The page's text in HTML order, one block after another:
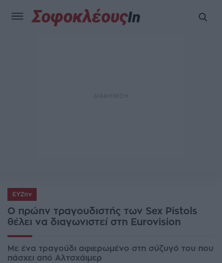
ΕΥΖην
Ο πρώην τραγουδιστής των Sex Pistols
θέλει να διαγωνιστεί στη Eurovision
Mε ένα τραγούδι αφιερωμένο στη σύζυγό του που
πάσχει από Αλτσχάιμερ